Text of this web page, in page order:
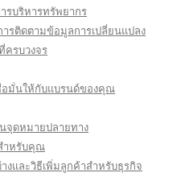
ารบริหารทรัพยากร
ารติดตามข้อมูลการเปลี่ยนแปลง
ครบวงจร
อมั่นให้กับแบรนด์ของคุณ
จุดหมายปลายทาง
ำหรับคุณ
งและวิธีเพิ่มลูกค้าสำหรับธุรกิจ